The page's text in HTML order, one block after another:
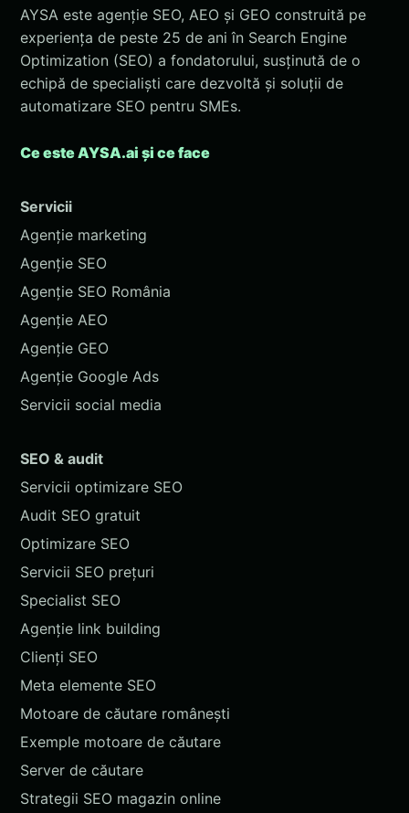
AYSA este agenție SEO, AEO și GEO construită pe
experiența de peste 25 de ani în Search Engine
Optimization (SEO) a fondatorului, susținută de o
echipă de specialiști care dezvoltă și soluții de
automatizare SEO pentru SMEs.
Ce este AYSA.ai și ce face
Servicii
Agenție marketing
Agenție SEO
Agenție SEO România
Agenție AEO
Agenție GEO
Agenție Google Ads
Servicii social media
SEO & audit
Servicii optimizare SEO
Audit SEO gratuit
Optimizare SEO
Servicii SEO prețuri
Specialist SEO
Agenție link building
Clienți SEO
Meta elemente SEO
Motoare de căutare românești
Exemple motoare de căutare
Server de căutare
Strategii SEO magazin online